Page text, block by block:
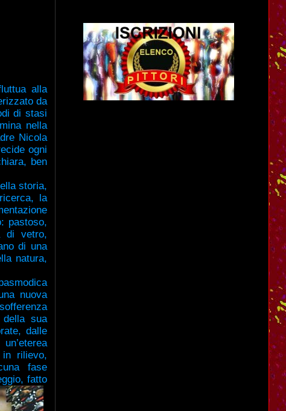
alla
da
di stasi
nella
Nicola
ogni
ben
storia,
la
pastoso,
di vetro,
di una
natura,
nuova
sua
dalle
rilievo,
fase
fatto